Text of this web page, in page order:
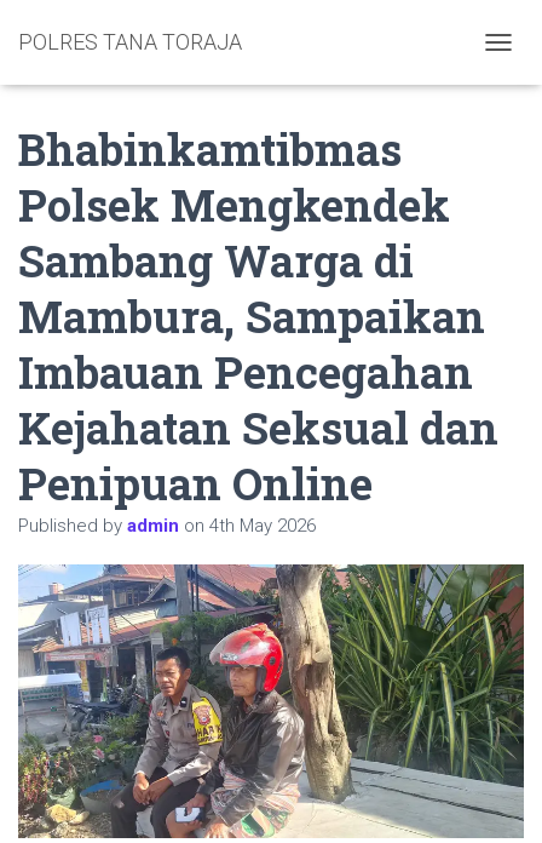
POLRES TANA TORAJA
Bhabinkamtibmas
Polsek Mengkendek
Sambang Warga di
Mambura, Sampaikan
Imbauan Pencegahan
Kejahatan Seksual dan
Penipuan Online
Published by admin on 4th May 2026